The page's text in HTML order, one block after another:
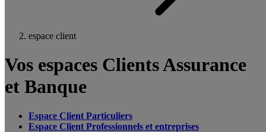
espace client
Vos espaces Clients Assurance
et Banque
Espace Client Particuliers
Espace Client Professionnels et entreprises